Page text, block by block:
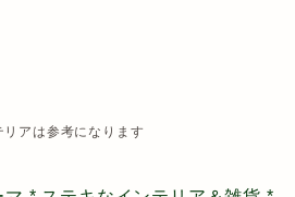
アは参考になります